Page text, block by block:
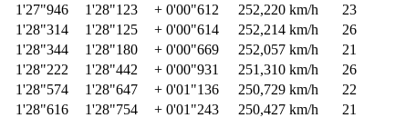
1'27"946 1'28"123 + 0'00"612 252,220 km/h
23
1'28"314 1'28"125 + 0'00"614 252,214 km/h
26
1'28"344 1'28"180 + 0'00"669 252,057 km/h
21
1'28"222 1'28"442 + 0'00"931 251,310 km/h
26
1'28"574 1'28"647 + 0'01"136 250,729 km/h
22
1'28"616 1'28"754 + 0'01"243 250,427 km/h
21